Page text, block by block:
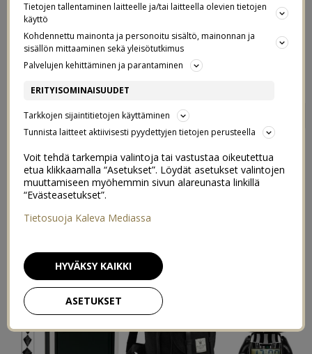
ONKO OIKEIN MAINOSTAA LAPSILLE?
TOFU PANANGCURRY
BLACK FRIDAY
20/11/2015
Yhteistyö
Tietojen tallentaminen laitteelle ja/tai laitteella olevien tietojen
käyttö
Kohdennettu mainonta ja personoitu sisältö, mainonnan ja
sisällön mittaaminen sekä yleisötutkimus
Palvelujen kehittäminen ja parantaminen
ERITYISOMINAISUUDET
Tarkkojen sijaintitietojen käyttäminen
Tunnista laitteet aktiivisesti pyydettyjen tietojen perusteella
Voit tehdä tarkempia valintoja tai vastustaa oikeutettua
etua klikkaamalla “Asetukset”. Löydät asetukset valintojen
muuttamiseen myöhemmin sivun alareunasta linkillä
“Evästeasetukset”.
Tietosuoja Kaleva Mediassa
ASETUKSET
HYVÄKSY KAIKKI